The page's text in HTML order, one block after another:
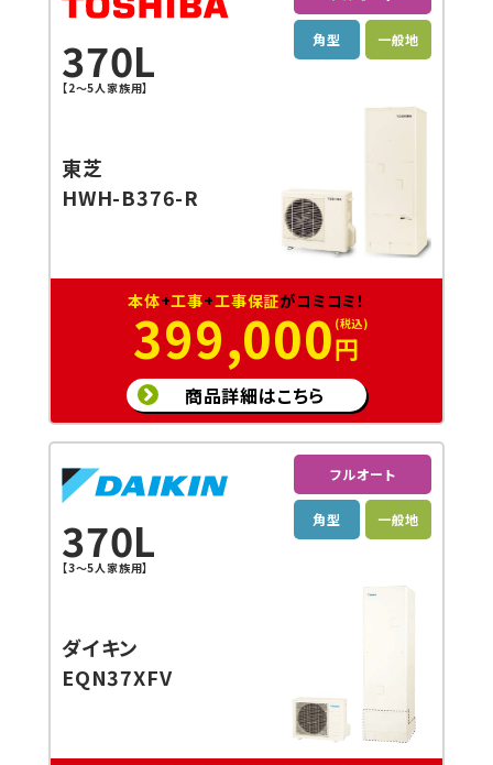
370L
【2～5人家族用】
角型 一般地
東芝
HWH-B376-R
本体+工事+工事保証がコミコミ！
399,000円
商品詳細はこちら
370L
【3〜5人家族用】
フルオート
角型 一般地
ダイキン
EQN37XFV